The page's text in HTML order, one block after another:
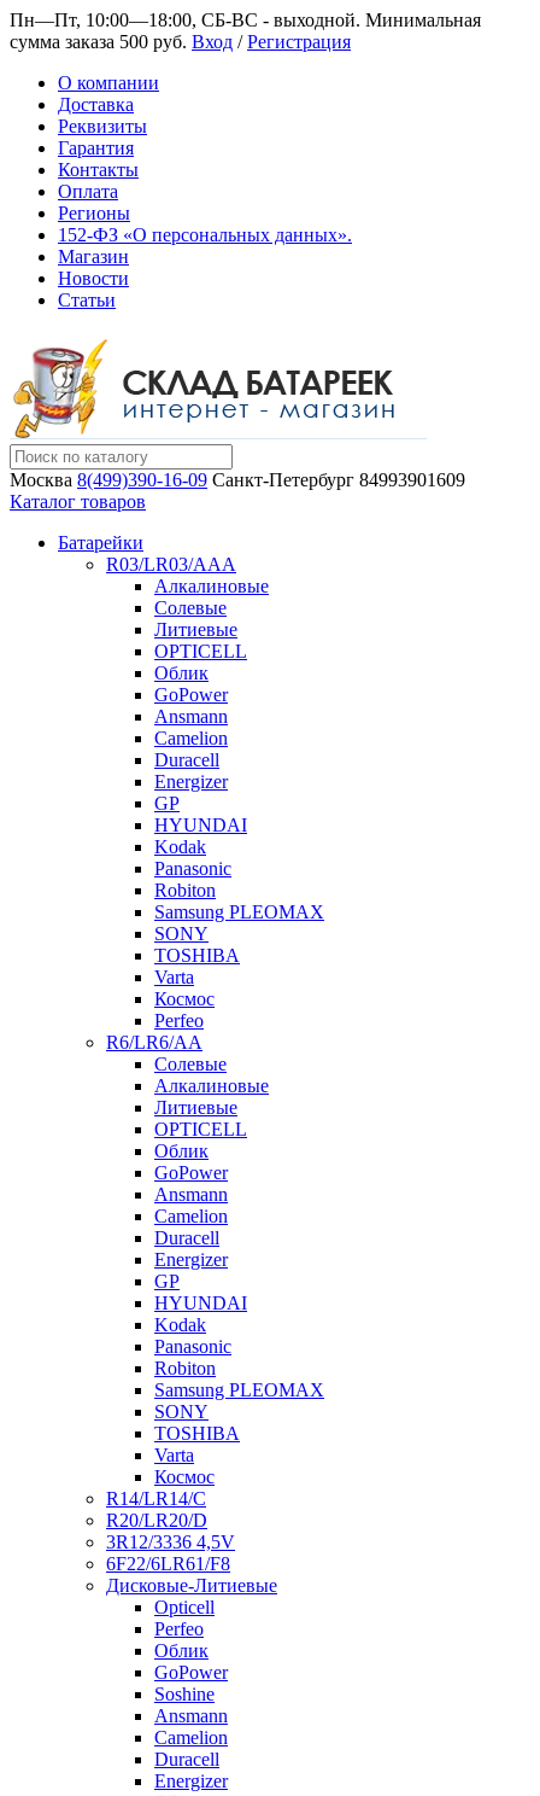
Пн—Пт, 10:00—18:00, СБ-ВС - выходной. Минимальная
сумма заказа 500 руб. Вход /Регистрация
О компании
Доставка
Реквизиты
Гарантия
Контакты
Оплата
Регионы
152-ФЗ «О персональных данных».
Магазин
Новости
Статьи
Москва 8(499)390-16-09 Санкт-Петербург 84993901609
Каталог товаров
Батарейки
R03/LR03/AAA
Алкалиновые
Солевые
Литиевые
OPTICELL
Облик
GoPower
Ansmann
Camelion
Duracell
Energizer
GP
HYUNDAI
Kodak
Panasonic
Robiton
Samsung PLEOMAX
SONY
TOSHIBA
Varta
Космос
Perfeo
R6/LR6/AA
Солевые
Алкалиновые
Литиевые
OPTICELL
Облик
GoPower
Ansmann
Camelion
Duracell
Energizer
GP
HYUNDAI
Kodak
Panasonic
Robiton
Samsung PLEOMAX
SONY
TOSHIBA
Varta
Космос
R14/LR14/C
R20/LR20/D
3R12/3336 4,5V
6F22/6LR61/F8
Дисковые-Литиевые
Opticell
Perfeo
Облик
GoPower
Soshine
Ansmann
Camelion
Duracell
Energizer